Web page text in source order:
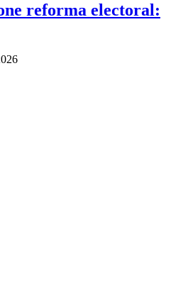
reforma electoral: